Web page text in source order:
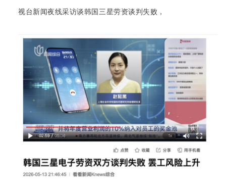
视台新闻夜线采访谈韩国三星劳资谈判失败 ，